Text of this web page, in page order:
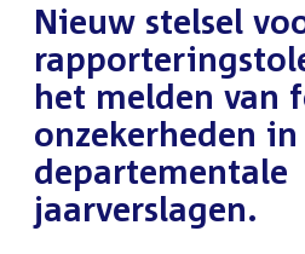
:Nieuw stelsel
het melden van
onzekerheden in
departementale
jaarverslagen.